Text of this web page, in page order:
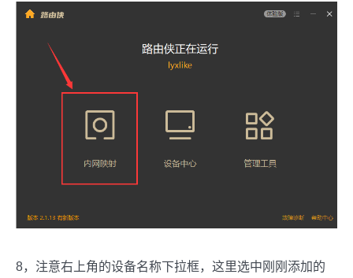
8，注意右上角的设备名称下拉框，这里选中刚刚添加的